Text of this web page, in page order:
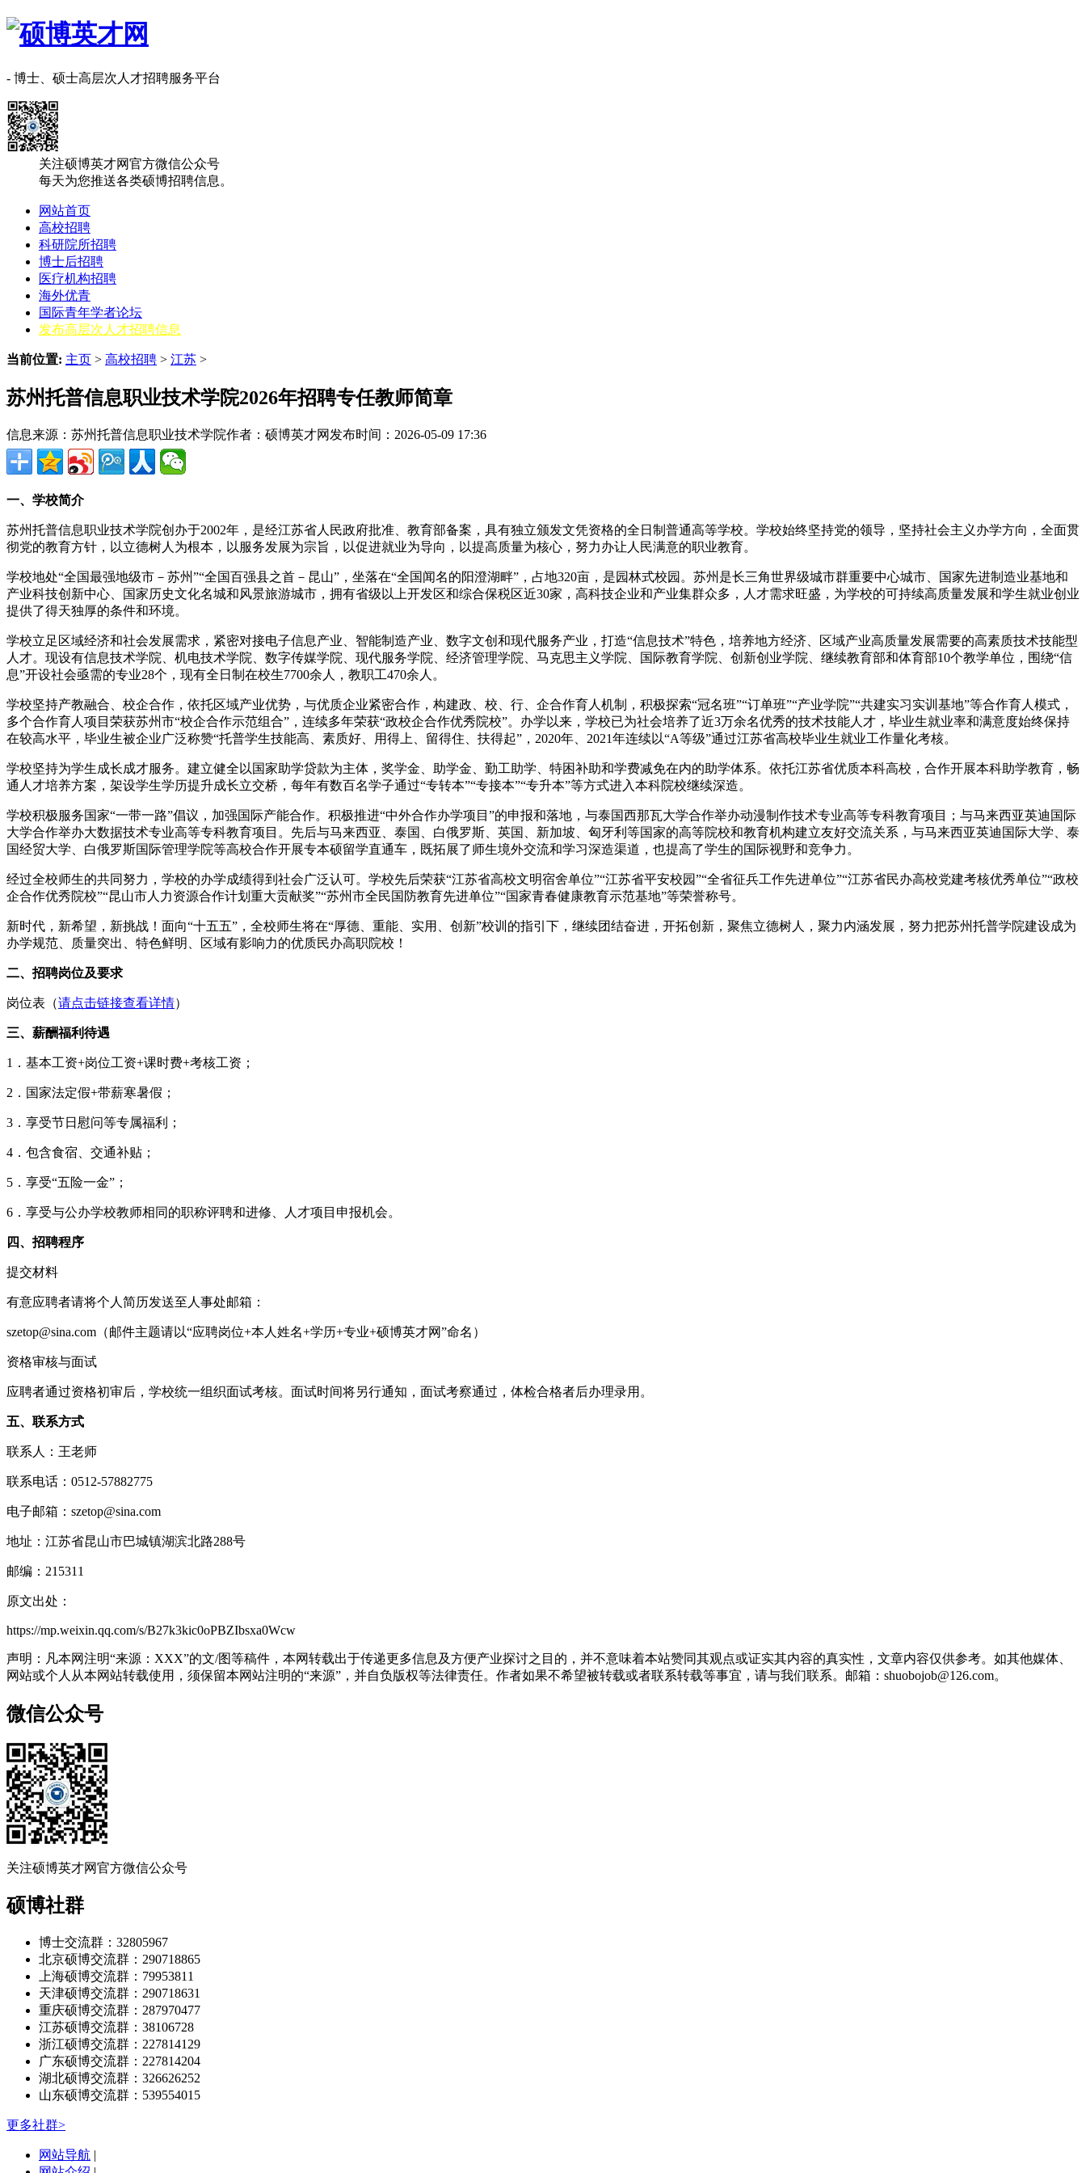
- 博士、硕士高层次人才招聘服务平台
关注硕博英才网官方微信公众号
每天为您推送各类硕博招聘信息。
网站首页
高校招聘
科研院所招聘
博士后招聘
医疗机构招聘
海外优青
国际青年学者论坛
发布高层次人才招聘信息
当前位置: 主页 > 高校招聘 > 江苏 >
苏州托普信息职业技术学院2026年招聘专任教师简章
信息来源：苏州托普信息职业技术学院作者：硕博英才网 发布时间：2026-05-09 17:36
一、学校简介
苏州托普信息职业技术学院创办于2002年，是经江苏省人民政府批准、教育部备案，具有独立颁发文凭资格的全日制普通高等学校。学校始终坚持党的领导，坚持社会主义办学方向，全面贯
彻党的教育方针，以立德树人为根本，以服务发展为宗旨，以促进就业为导向，以提高质量为核心，努力办让人民满意的职业教育。
学校地处“全国最强地级市－苏州”“全国百强县之首－昆山”，坐落在“全国闻名的阳澄湖畔”，占地320亩，是园林式校园。苏州是长三角世界级城市群重要中心城市、国家先进制造业基地和
产业科技创新中心、国家历史文化名城和风景旅游城市，拥有省级以上开发区和综合保税区近30家，高科技企业和产业集群众多，人才需求旺盛，为学校的可持续高质量发展和学生就业创业
提供了得天独厚的条件和环境。
学校立足区域经济和社会发展需求，紧密对接电子信息产业、智能制造产业、数字文创和现代服务产业，打造“信息技术”特色，培养地方经济、区域产业高质量发展需要的高素质技术技能型
人才。现设有信息技术学院、机电技术学院、数字传媒学院、现代服务学院、经济管理学院、马克思主义学院、国际教育学院、创新创业学院、继续教育部和体育部10个教学单位，围绕“信
息”开设社会亟需的专业28个，现有全日制在校生7700余人，教职工470余人。
学校坚持产教融合、校企合作，依托区域产业优势，与优质企业紧密合作，构建政、校、行、企合作育人机制，积极探索“冠名班”“订单班”“产业学院”“共建实习实训基地”等合作育人模式，
多个合作育人项目荣获苏州市“校企合作示范组合”，连续多年荣获“政校企合作优秀院校”。办学以来，学校已为社会培养了近3万余名优秀的技术技能人才，毕业生就业率和满意度始终保持
在较高水平，毕业生被企业广泛称赞“托普学生技能高、素质好、用得上、留得住、扶得起”，2020年、2021年连续以“A等级”通过江苏省高校毕业生就业工作量化考核。
学校坚持为学生成长成才服务。建立健全以国家助学贷款为主体，奖学金、助学金、勤工助学、特困补助和学费减免在内的助学体系。依托江苏省优质本科高校，合作开展本科助学教育，畅
通人才培养方案，架设学生学历提升成长立交桥，每年有数百名学子通过“专转本”“专接本”“专升本”等方式进入本科院校继续深造。
学校积极服务国家“一带一路”倡议，加强国际产能合作。积极推进“中外合作办学项目”的申报和落地，与泰国西那瓦大学合作举办动漫制作技术专业高等专科教育项目；与马来西亚英迪国际
大学合作举办大数据技术专业高等专科教育项目。先后与马来西亚、泰国、白俄罗斯、英国、新加坡、匈牙利等国家的高等院校和教育机构建立友好交流关系，与马来西亚英迪国际大学、泰
国经贸大学、白俄罗斯国际管理学院等高校合作开展专本硕留学直通车，既拓展了师生境外交流和学习深造渠道，也提高了学生的国际视野和竞争力。
经过全校师生的共同努力，学校的办学成绩得到社会广泛认可。学校先后荣获“江苏省高校文明宿舍单位”“江苏省平安校园”“全省征兵工作先进单位”“江苏省民办高校党建考核优秀单位”“政校
企合作优秀院校”“昆山市人力资源合作计划重大贡献奖”“苏州市全民国防教育先进单位”“国家青春健康教育示范基地”等荣誉称号。
新时代，新希望，新挑战！面向“十五五”，全校师生将在“厚德、重能、实用、创新”校训的指引下，继续团结奋进，开拓创新，聚焦立德树人，聚力内涵发展，努力把苏州托普学院建设成为
办学规范、质量突出、特色鲜明、区域有影响力的优质民办高职院校！
二、招聘岗位及要求
岗位表（请点击链接查看详情）
三、薪酬福利待遇
1．基本工资+岗位工资+课时费+考核工资；
2．国家法定假+带薪寒暑假；
3．享受节日慰问等专属福利；
4．包含食宿、交通补贴；
5．享受“五险一金”；
6．享受与公办学校教师相同的职称评聘和进修、人才项目申报机会。
四、招聘程序
提交材料
有意应聘者请将个人简历发送至人事处邮箱：
szetop@sina.com（邮件主题请以“应聘岗位+本人姓名+学历+专业+硕博英才网”命名）
资格审核与面试
应聘者通过资格初审后，学校统一组织面试考核。面试时间将另行通知，面试考察通过，体检合格者后办理录用。
五、联系方式
联系人：王老师
联系电话：0512-57882775
电子邮箱：szetop@sina.com
地址：江苏省昆山市巴城镇湖滨北路288号
邮编：215311
原文出处：
https://mp.weixin.qq.com/s/B27k3kic0oPBZIbsxa0Wcw
声明：凡本网注明“来源：XXX”的文/图等稿件，本网转载出于传递更多信息及方便产业探讨之目的，并不意味着本站赞同其观点或证实其内容的真实性，文章内容仅供参考。如其他媒体、
网站或个人从本网站转载使用，须保留本网站注明的“来源”，并自负版权等法律责任。作者如果不希望被转载或者联系转载等事宜，请与我们联系。邮箱：shuobojob@126.com。
微信公众号
关注硕博英才网官方微信公众号
硕博社群
博士交流群：32805967
北京硕博交流群：290718865
上海硕博交流群：79953811
天津硕博交流群：290718631
重庆硕博交流群：287970477
江苏硕博交流群：38106728
浙江硕博交流群：227814129
广东硕博交流群：227814204
湖北硕博交流群：326626252
山东硕博交流群：539554015
更多社群>
网站导航 |